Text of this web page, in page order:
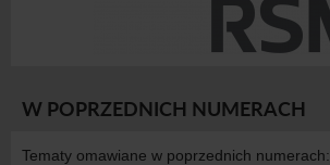
W POPRZEDNICH NUMERACH
Tematy omawiane w poprzednich numerach: